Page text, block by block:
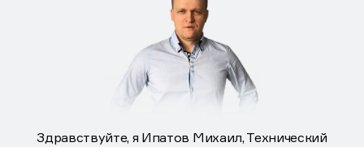
Здравствуйте, я Ипатов Михаил, Технический